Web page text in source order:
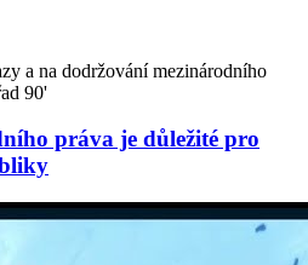
a na dodržování mezinárodního
90'
práva je důležité pro